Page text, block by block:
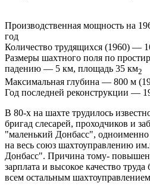
Производственная мощность на
год
Количество трудящихся (1960) —
Размеры шахтного поля по
падению — 5 км, площадь 35 км2
Максимальная глубина — 800 м
Год последней реконструкции —
В 80-х на шахте трудилось
бригад слесарей, проходчиков и
"маленький Донбасс",
на весь союз шахтоуправлению
Донбасс". Причина тому-
зарплата и высокое качество
всем остальным